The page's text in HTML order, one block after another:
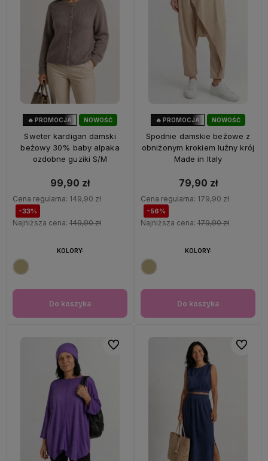
NOWOŚĆ
🔥 PROMOCJA
Sweter kardigan damski
beżowy 30% baby alpaka
ozdobne guziki S/M
99,90 zł
Cena regularna: 149,90 zł
-33%
Najniższa cena: 149,90 zł
Do koszyka
KOLORY:
NOWOŚĆ
🔥 PROMOCJA
Spodnie damskie beżowe z
obniżonym krokiem luźny krój
Made in Italy
79,90 zł
Cena regularna: 179,90 zł
-56%
Najniższa cena: 179,90 zł
Do koszyka
KOLORY:
Do ulubionych Do